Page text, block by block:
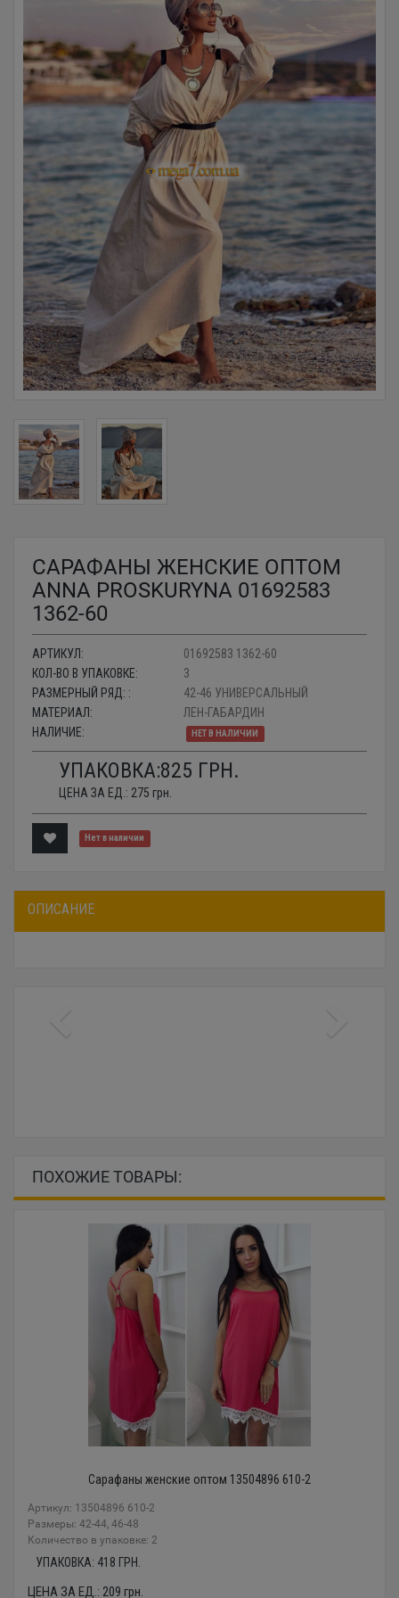
САРАФАНЫ ЖЕНСКИЕ ОПТОМ
АNNA PROSKURYNA 01692583
1362-60
АРТИКУЛ:
01692583 1362-60
КОЛ-ВО В УПАКОВКЕ:
3
РАЗМЕРНЫЙ РЯД: :
42-46 УНИВЕРСАЛЬНЫЙ
МАТЕРИАЛ:
ЛЕН-ГАБАРДИН
НАЛИЧИЕ:
НЕТ В НАЛИЧИИ
УПАКОВКА:825 ГРН.
ЦЕНА ЗА ЕД.: 275 грн.
Нет в наличии
ОПИСАНИЕ
ПОХОЖИЕ ТОВАРЫ:
Сарафаны женские оптом 13504896 610-2
Артикул: 13504896 610-2
Размеры: 42-44, 46-48
Количество в упаковке: 2
УПАКОВКА: 418 ГРН.
ЦЕНА ЗА ЕД.: 209 грн.